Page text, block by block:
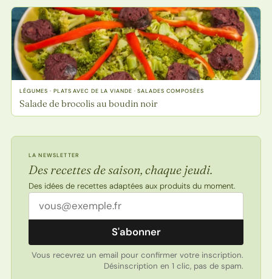
LÉGUMES · PLATS AVEC DE LA VIANDE · SALADES COMPOSÉES
Salade de brocolis au boudin noir
LA NEWSLETTER
Des recettes de saison, chaque jeudi.
Des idées de recettes adaptées aux produits du moment.
Adresse email
S'abonner
Vous recevrez un email pour confirmer votre inscription.
Désinscription en 1 clic, pas de spam.